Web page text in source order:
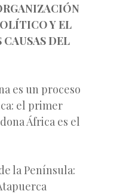
Y EL
DEL
es un proceso
el primer
África es el
la Península: